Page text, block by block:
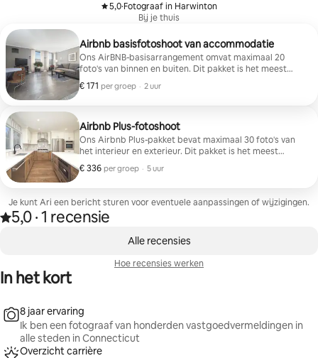
5,0
, ·Fotograaf in Harwinton
Bij je thuis
Airbnb basisfotoshoot van accommodatie
Ons AirBNB-basisarrangement omvat maximaal 20
foto's van binnen en buiten. Dit pakket is het meest
geschikt voor coöps, appartementen en kleinere
eengezinswoningen of huurwoningen, tot 280 m².
€ 171 per groep
€ 171 per groep
, · 2 uur
Airbnb Plus-fotoshoot
Ons Airbnb Plus-pakket bevat maximaal 30 foto's van
het interieur en exterieur. Dit pakket is het meest
geschikt voor grotere eengezinswoningen, of 3 of 4-
gezinswoningen, 3,000-4,500 sq/ft.
€ 336 per groep
€ 336 per groep
, · 5 uur
Je kunt Ari een bericht sturen voor eventuele aanpassingen of wijzigingen.
Beoordeeld met 5,0 van 5 sterren op basis van 1 recensie
5,0
, ·1 recensie
Alle recensies
Hoe recensies werken
In het kort
8 jaar ervaring
Ik ben een fotograaf van honderden vastgoedvermeldingen in
alle steden in Connecticut
Overzicht carrière